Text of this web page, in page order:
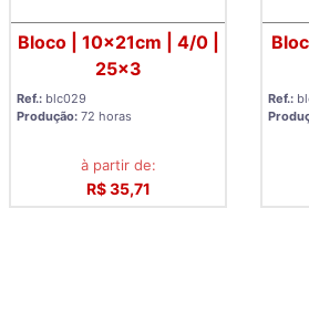
Bloco | 10x21cm | 4/0 |
25x3
Ref.: blc029
Produção:72 horas
à partir de:
R$ 35,71
Ref.: